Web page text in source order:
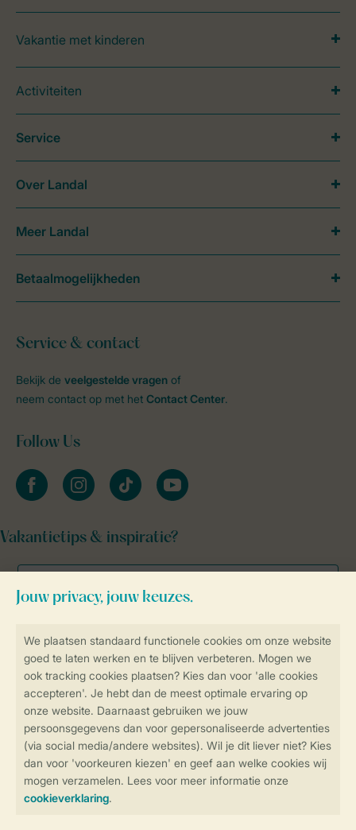
Controle over jouw gegevens &
Veilig en snel online boeken
Veilige gegevensoverdracht
Veilige betaling
Vakantie met kinderen
Activiteiten
Service & contact
Bekijk de veelgestelde vragen of
neem contact op met het Contact Center.
Follow Us
facebookinstagramtiktok youtube
Vakantietips & inspiratie?
Service
Over Landal
Meer Landal
Betaalmogelijkheden